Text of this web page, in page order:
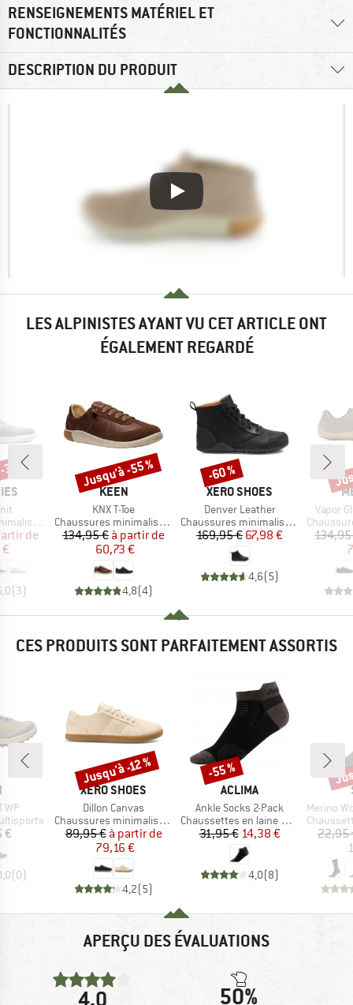
RENSEIGNEMENTS MATÉRIEL ET
FONCTIONNALITÉS
DESCRIPTION DU PRODUIT
LES ALPINISTES AYANT VU CET ARTICLE ONT
ÉGALEMENT REGARDÉ
réduit
de
(3)
%
MARQUE
KEEN
Article
KNX T-Toe
Product group
Chaussures minimalistes
Prix
134,95 € Prix réduit
à partir de
60,73 €
4,8(4)
Remise
Jusqu'à -55 %
MARQUE
XERO SHOES
Article
Denver Leather
Product group
Chaussures minimalistes
Prix
169,95 €Prix réduit
67,98 €
4,6(5)
Remise
-60 %
Article
Vapor
Product
CES PRODUITS SONT PARFAITEMENT ASSORTIS
WP
€
(0)
MARQUE
XERO SHOES
Article
Dillon Canvas
Product group
Chaussures minimalistes
Prix
89,95 € Prix réduit
à partir de
79,16 €
4,2(5)
Remise
Jusqu'à -12 %
MARQUE
ACLIMA
Article
Ankle Socks 2-Pack
Product group
Chaussettes en laine mérinos
Prix
31,95 €Prix réduit
14,38 €
4,0(8)
Remise
-55 %
Article
Merino Wool
Product
22,95
APERÇU DES ÉVALUATIONS
4,0 50%